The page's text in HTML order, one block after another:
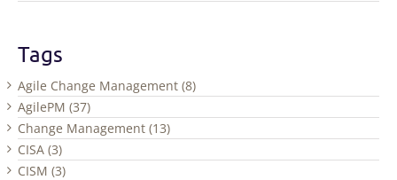
Tags
Agile Change Management (8)
AgilePM (37)
Change Management (13)
CISA (3)
CISM (3)